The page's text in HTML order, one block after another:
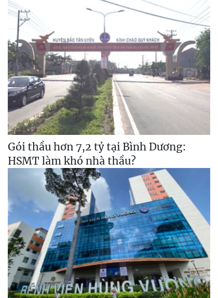
Gói thầu hơn 7,2 tỷ tại Bình Dương:
HSMT làm khó nhà thầu?